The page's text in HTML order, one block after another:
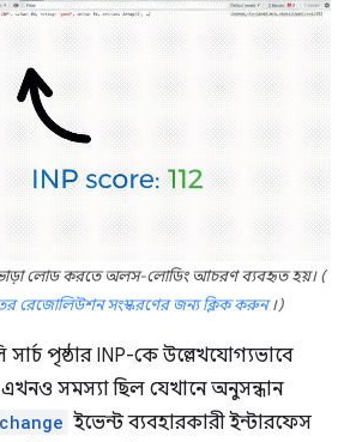
ভাড়া লোড করতে অলস-লোডিং আচরণ ব্যবহৃত হয়। (
রেজোলিউশন সংস্করণের জন্য ক্লিক করুন।)
পৃষ্ঠার INP-কে উল্লেখযোগ্যভাবে
সমস্যা ছিল যেখানে অনুসন্ধান
change ইভেন্ট ব্যবহারকারী ইন্টারফেস